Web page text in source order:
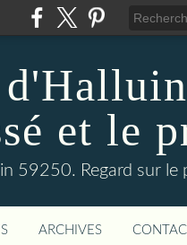
et le
59250. Regard sur le
ARCHIVES